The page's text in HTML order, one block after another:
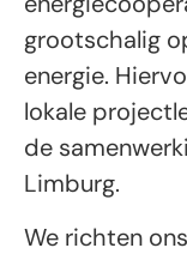
grootschalig
energie.
lokale
de
Limburg.
We richten